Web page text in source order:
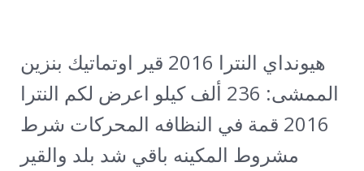
هيونداي النترا 2016 قير اوتماتيك بنزين
الممشى: 236 ألف كيلو
اعرض لكم النترا
2016 قمة في النظافه المحركات شرط
مشروط المكينه باقي شد بلد والقير